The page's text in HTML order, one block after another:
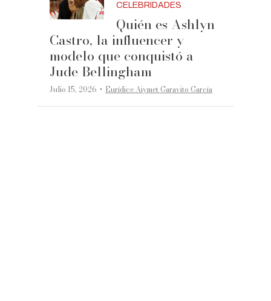
CELEBRIDADES
Quién es Ashlyn
Castro, la influencer y
modelo que conquistó a
Jude Bellingham
Julio 15, 2026 ·Eurídice Aiymet Garavito García